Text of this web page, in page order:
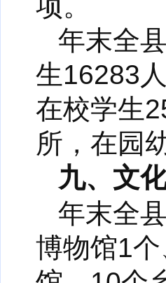
年末全
生16283
在校学生
所，在园
九、文
年末全
博物馆1